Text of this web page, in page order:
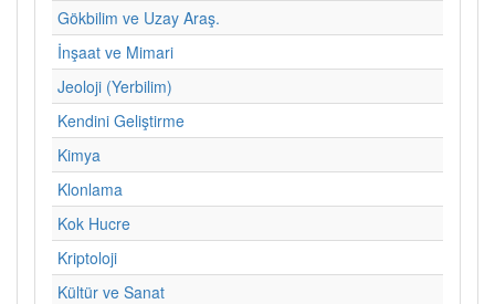
Gökbilim ve Uzay Araş.
İnşaat ve Mimari
Jeoloji (Yerbilim)
Kendini Geliştirme
Kimya
Klonlama
Kok Hucre
Kriptoloji
Kültür ve Sanat